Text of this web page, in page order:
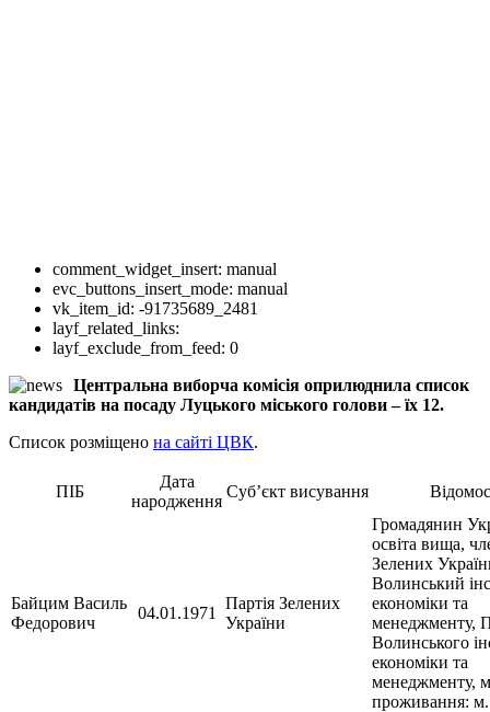
comment_widget_insert: manual
evc_buttons_insert_mode: manual
vk_item_id: -91735689_2481
layf_related_links:
layf_exclude_from_feed: 0
Центральна виборча комісія оприлюднила список
кандидатів на посаду Луцького міського голови – їх 12.
Список розміщено на сайті ЦВК.
ПІБ
Дата
народження
Суб’єкт висування
Байцим Василь
Федорович
04.01.1971
Партія Зелених
України
Громадянин
освіта вища,
Зелених
Волинський
економіки та
менеджменту,
Волинського
економіки та
менеджменту,
проживання: